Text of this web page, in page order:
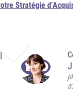
Stratégie